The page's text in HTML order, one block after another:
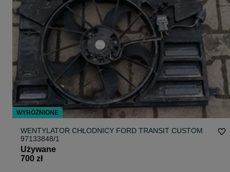
WENTYLATOR CHŁODNICY FORD TRANSIT CUSTOM
97133848/1
Używane
700 zł
WYRÓŻNIONE